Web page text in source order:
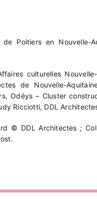
de Poitiers en Nouvelle-
culturelles
de Nouvelle-
Odéys – Cluster
Ricciotti, DDL
© DDL Architectes ;